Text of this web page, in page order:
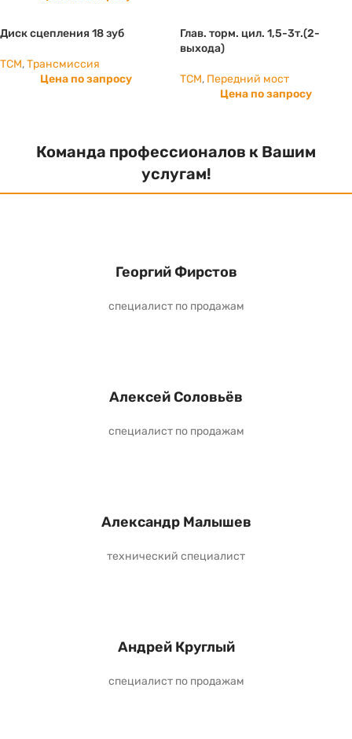
Диск сцепления 18 зуб
TCM,Трансмиссия
Цена по запросу
Глав. торм. цил. 1,5-3т.(2-
выхода)
TCM, Передний мост
Цена по запросу
Команда профессионалов к Вашим
услугам!
Георгий Фирстов
специалист по продажам
Алексей Соловьёв
специалист по продажам
Александр Малышев
технический специалист
Андрей Круглый
специалист по продажам